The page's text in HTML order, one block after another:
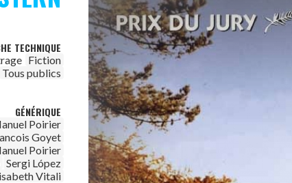
TECHNIQUE
Fiction
Tous publics
GÉNÉRIQUE
Poirier
Goyet
Poirier
Sergi López
Vitali